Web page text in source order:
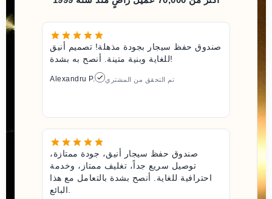
صندوق حفظ سيجار بجودة مذهلة! تصميم أنيق
للغاية وبنية متينة. أنصح به بشدة!
Alexandru P. تم التحقق من المشتري
صندوق حفظ سيجار أنيق، جودة ممتازة،
توصيل سريع جداً، تغليف ممتاز، وخدمة
احترافية للغاية. أنصح بشدة بالتعامل مع هذا